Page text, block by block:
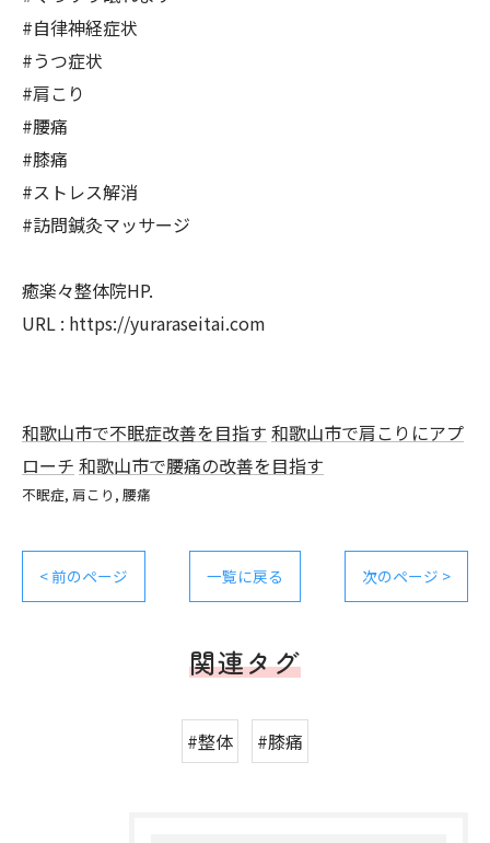
#自律神経症状
#うつ症状
#肩こり
#腰痛
#膝痛
#ストレス解消
#訪問鍼灸マッサージ
癒楽々整体院HP.
URL : https://yuraraseitai.com
和歌山市で不眠症改善を目指す 和歌山市で肩こりにアプ
ローチ 和歌山市で腰痛の改善を目指す
不眠症 肩こり 腰痛
< 前のページ 一覧に戻る 次のページ >
関連タグ
#整体 #膝痛